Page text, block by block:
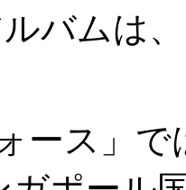
バムは
ース」